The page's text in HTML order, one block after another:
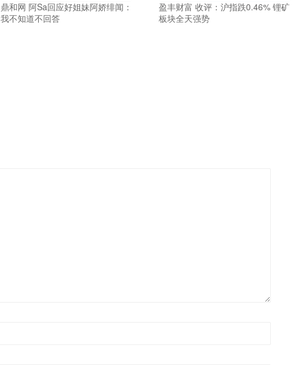
鼎和网 阿Sa回应好姐妹阿娇绯闻：
我不知道不回答
盈丰财富 收评：沪指跌0.46% 锂矿
板块全天强势